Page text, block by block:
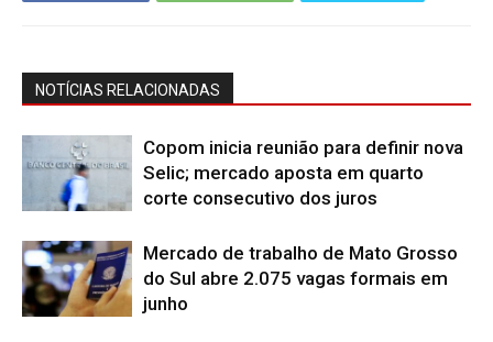
NOTÍCIAS RELACIONADAS
Copom inicia reunião para definir nova
Selic; mercado aposta em quarto
corte consecutivo dos juros
Mercado de trabalho de Mato Grosso
do Sul abre 2.075 vagas formais em
junho